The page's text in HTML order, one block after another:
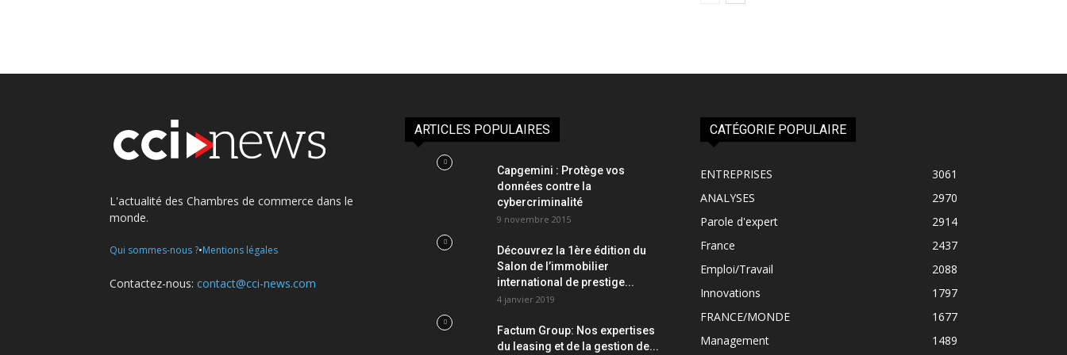
L'actualité des Chambres de commerce dans le
monde.
Qui sommes-nous ?•Mentions légales
Contactez-nous: contact@cci-news.com
ARTICLES POPULAIRES
Capgemini : Protège vos
données contre la
cybercriminalité
9 novembre 2015
Découvrez la 1ère édition du
Salon de l’immobilier
international de prestige...
4 janvier 2019
Factum Group: Nos expertises
du leasing et de la gestion de...
CATÉGORIE POPULAIRE
ENTREPRISES
3061
ANALYSES
2970
Parole d'expert
2914
France
2437
Emploi/Travail
2088
Innovations
1797
FRANCE/MONDE
1677
Management
1489